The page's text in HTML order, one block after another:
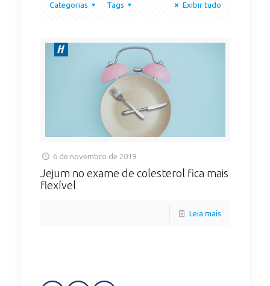
Categorias Tags Exibir tudo
6 de novembro de 2019
Jejum no exame de colesterol fica mais
flexível
Leia mais